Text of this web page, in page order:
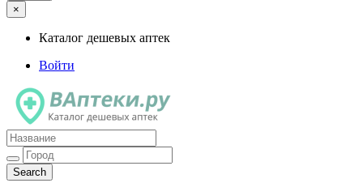
×
Каталог дешевых аптек
Войти
Каталог дешевых аптек